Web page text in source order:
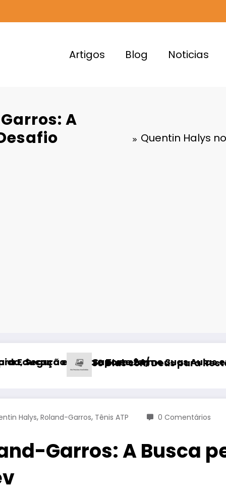
Artigos Blog Noticias
A
Quentin Halys
24/7! Suas Aulas em 2025
com Deus para Restaurar Seu 21
Halys, Roland-Garros, Tênis ATP 0 Comentários
Garros: A Busca